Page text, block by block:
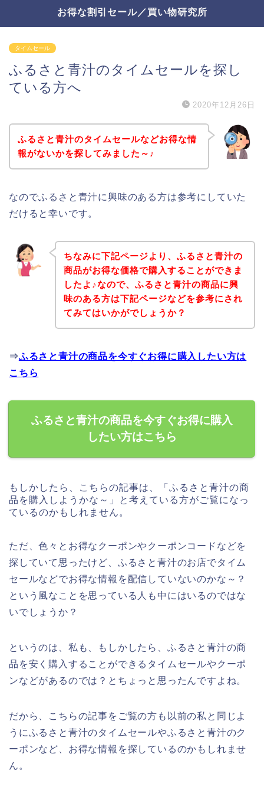
お得な割引セール／買い物研究所
タイムセール
ふるさと青汁のタイムセールを探し
ている方へ
2020年12月26日
ふるさと青汁のタイムセールなどお得な情
報がないかを探してみました～♪
なのでふるさと青汁に興味のある方は参考にしていた
だけると幸いです。
ちなみに下記ページより、ふるさと青汁の
商品がお得な価格で購入することができま
したよ♪なので、ふるさと青汁の商品に興
味のある方は下記ページなどを参考にされ
てみてはいかがでしょうか？
⇒ふるさと青汁の商品を今すぐお得に購入したい方は
こちら
ふるさと青汁の商品を今すぐお得に購入
したい方はこちら
もしかしたら、こちらの記事は、「ふるさと青汁の商
品を購入しようかな～」と考えている方がご覧になっ
ているのかもしれません。
ただ、色々とお得なクーポンやクーポンコードなどを
探していて思ったけど、ふるさと青汁のお店でタイム
セールなどでお得な情報を配信していないのかな～？
という風なことを思っている人も中にはいるのではな
いでしょうか？
というのは、私も、もしかしたら、ふるさと青汁の商
品を安く購入することができるタイムセールやクーポ
ンなどがあるのでは？とちょっと思ったんですよね。
だから、こちらの記事をご覧の方も以前の私と同じよ
うにふるさと青汁のタイムセールやふるさと青汁のク
ーポンなど、お得な情報を探しているのかもしれませ
ん。